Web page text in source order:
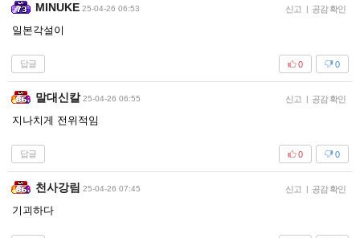
MINUKE 25-04-26 06:53 신고 공감 확인
일본각설이
답글 0
0
말대신칼 25-04-26 06:55 신고 공감 확인
지나치게 전위적임
답글 0
0
천사강림 25-04-26 07:45 신고 공감 확인
기괴하다